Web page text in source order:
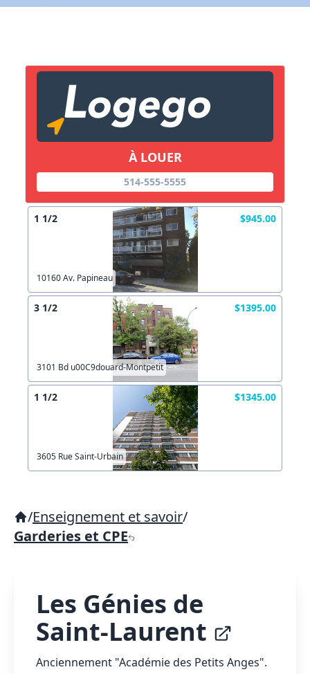
À LOUER
514-555-5555
1 1/2 $945.00
10160 Av. Papineau
3 1/2 $1395.00
3101 Bd u00C9douard-Montpetit
1 1/2 $1345.00
3605 Rue Saint-Urbain
/Enseignement et savoir/
Garderies et CPE
Les Génies de
Saint-Laurent
Anciennement "Académie des Petits Anges".
Lien vers inscription (sera inclus dans courriel)
Copier lien
X Fermer